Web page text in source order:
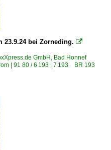
23.9.24 bei Zorneding. 
GmbH, Bad Honnef
| 91 80 / 6 193 ¦ 7 193 BR 193